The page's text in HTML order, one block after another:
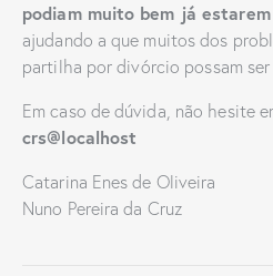
podiam muito bem já
ajudando a que muitos dos
partilha por divórcio possam ser
Em caso de dúvida, não hesite
crs@localhost
Catarina Enes de Oliveira
Nuno Pereira da Cruz